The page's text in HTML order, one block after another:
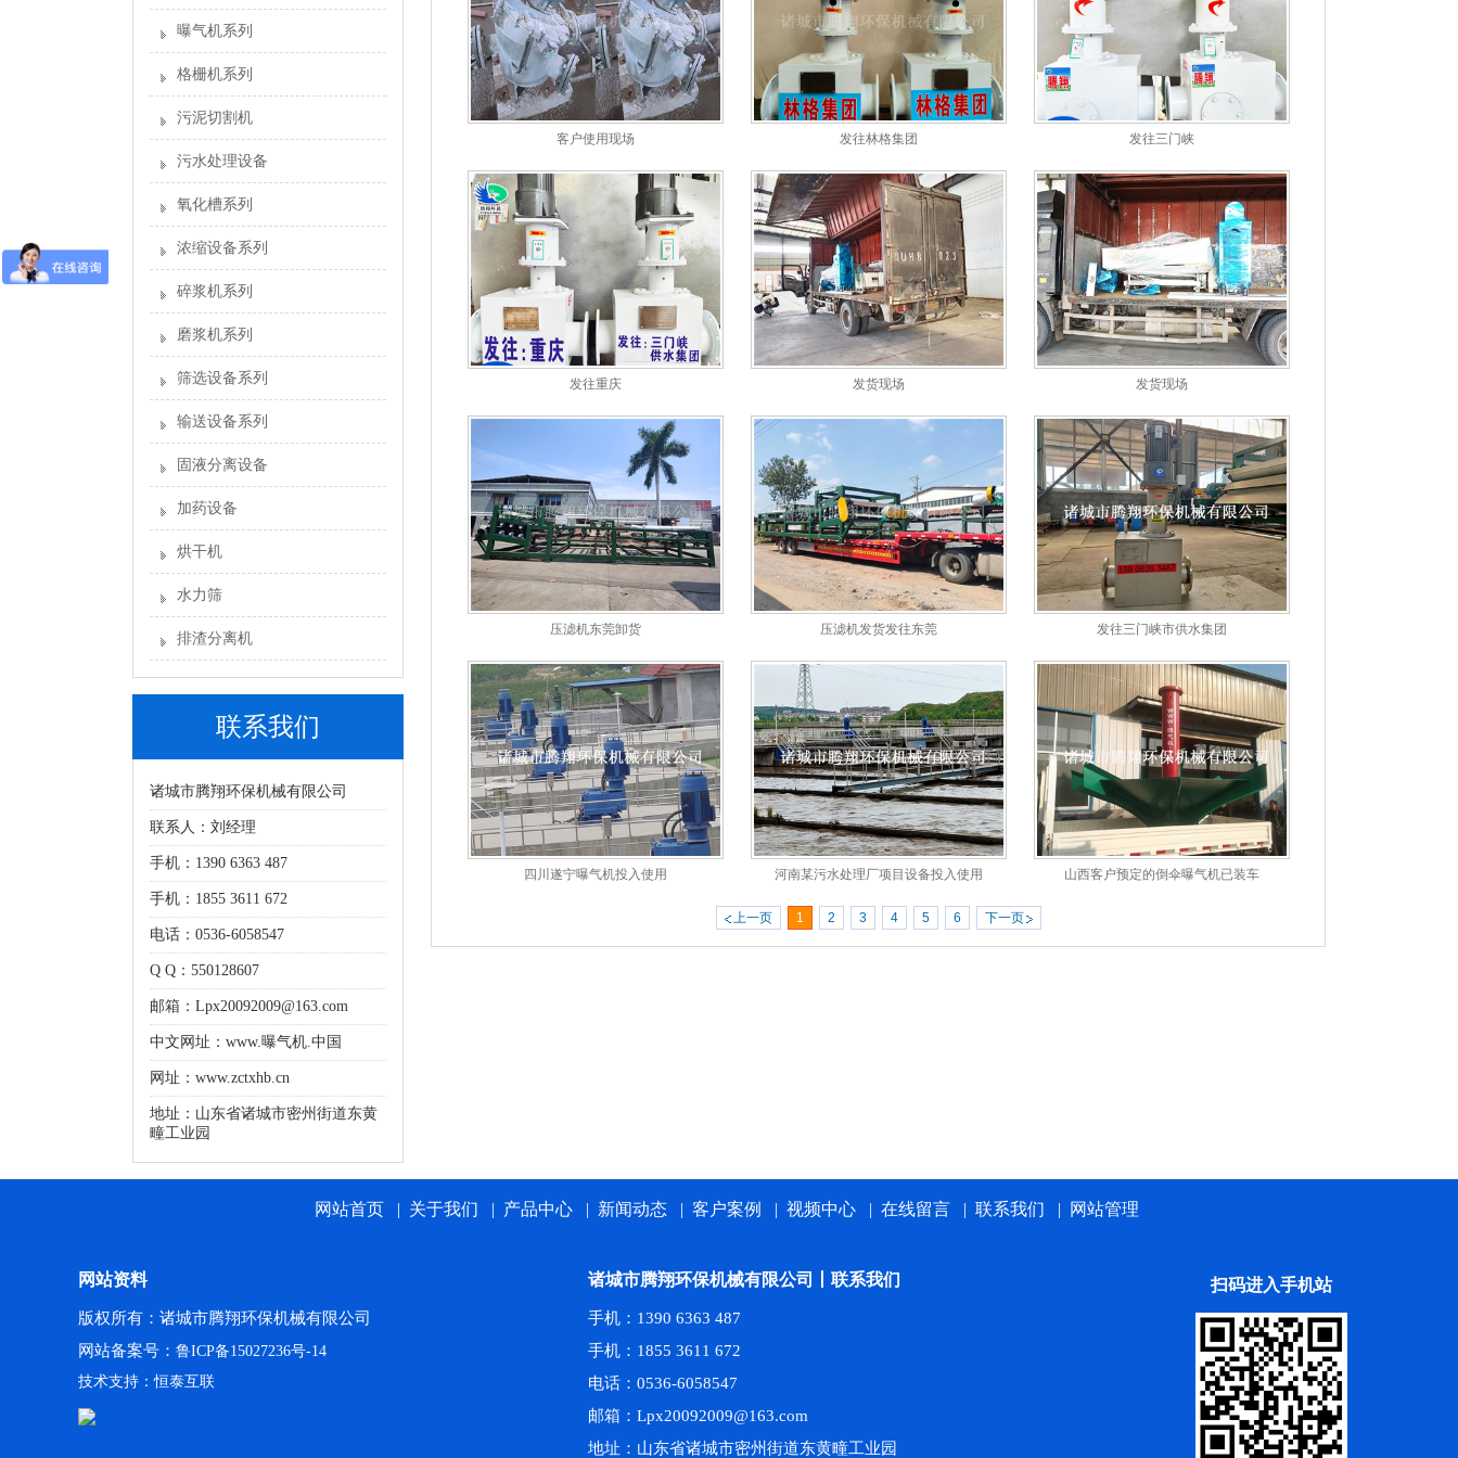
曝气机系列
格栅机系列
污泥切割机
污水处理设备
氧化槽系列
浓缩设备系列
碎浆机系列
磨浆机系列
筛选设备系列
输送设备系列
固液分离设备
加药设备
烘干机
水力筛
排渣分离机
联系我们
诸城市腾翔环保机械有限公司
联系人：刘经理
手机：1390 6363 487
手机：1855 3611 672
电话：0536-6058547
Q Q：550128607
邮箱：Lpx20092009@163.com
中文网址： www.曝气机.中国
网址：www.zctxhb.cn
地址：山东省诸城市密州街道东黄
疃工业园
客户使用现场 发往林格集团 发往三门峡
发往重庆 发货现场 发货现场
压滤机东莞卸货 压滤机发货发往东莞 发往三门峡市供水集团
四川遂宁曝气机投入使用 河南某污水处理厂项目设备投入使用 山西客户预定的倒伞曝气机已装车
上一页 1 2 3 4 5 6 下一页
网站首页 | 关于我们 | 产品中心 | 新闻动态 | 客户案例 | 视频中心 | 在线留言 | 联系我们 | 网站管理
网站资料
版权所有：诸城市腾翔环保机械有限公司
网站备案号： 鲁ICP备15027236号-14
技术支持：恒泰互联
诸城市腾翔环保机械有限公司丨联系我们
手机：1390 6363 487
手机：1855 3611 672
电话：0536-6058547
邮箱：Lpx20092009@163.com
地址：山东省诸城市密州街道东黄疃工业园
扫码进入手机站